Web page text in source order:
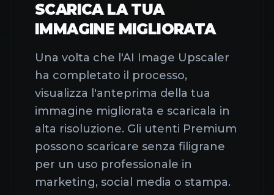
SCARICA LA TUA
IMMAGINE MIGLIORATA
Una volta che l'AI Image Upscaler
ha completato il processo,
visualizza l'anteprima della tua
immagine migliorata e scaricala in
alta risoluzione. Gli utenti Premium
possono scaricare senza filigrane
per un uso professionale in
marketing, social media o stampa.